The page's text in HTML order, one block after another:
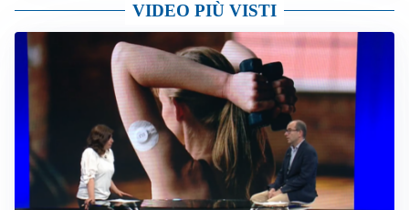
VIDEO PIÙ VISTI